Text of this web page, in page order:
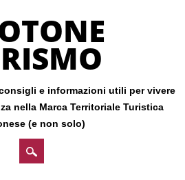
e informazioni utili per vivere
nella Marca Territoriale Turistica
(e non solo)